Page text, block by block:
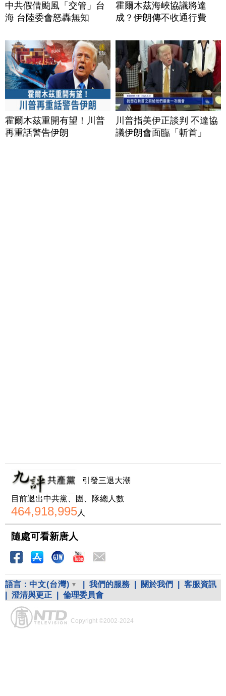
中共假借颱風「交管」台
海 台陸委會怒轟無知
霍爾木茲海峽協議將達
成？伊朗傳不收通行費
霍爾木茲重開有望！川普
再重話警告伊朗
川普指美伊正談判 不達協
議伊朗會面臨「斬首」
引發三退大潮
目前退出中共黨、團、隊總人數
464,918,995人
隨處可看新唐人
語言： 中文(台灣) 我們的服務 關於我們
客服資訊
澄清與更正 倫理委員會
Copyright ©2002-2024